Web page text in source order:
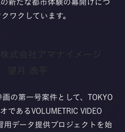
ワクしています。
式会社アマナイメージ
望月 逸平
の第一号案件として、TOKYO
であるVOLUMETRIC VIDEO
用データ提供プロジェクトを始